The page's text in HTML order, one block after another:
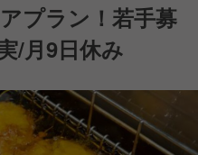
プラン！若手募
/月9日休み